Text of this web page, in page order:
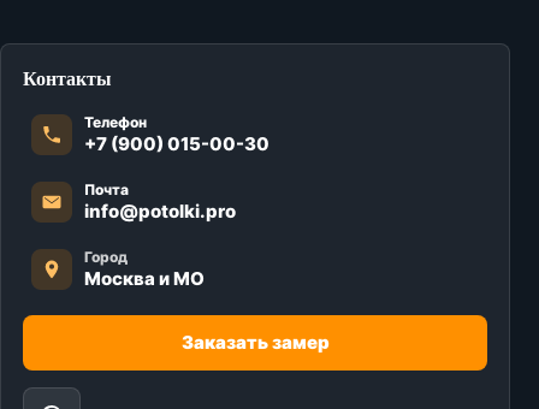
Контакты
Телефон
+7 (900) 015-00-30
Почта
info@potolki.pro
Город
Москва и МО
Заказать замер